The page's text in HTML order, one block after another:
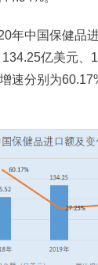
年中国保健品
亿美元、
速分别为